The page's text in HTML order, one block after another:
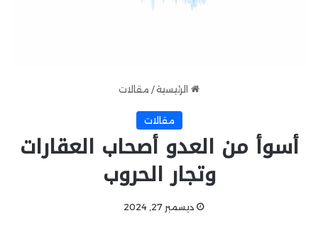
الرئيسية/ مقالات
مقالات
أسوأ من العدو أصحاب العقارات
وتجار الحروب
ديسمبر 27, 2024